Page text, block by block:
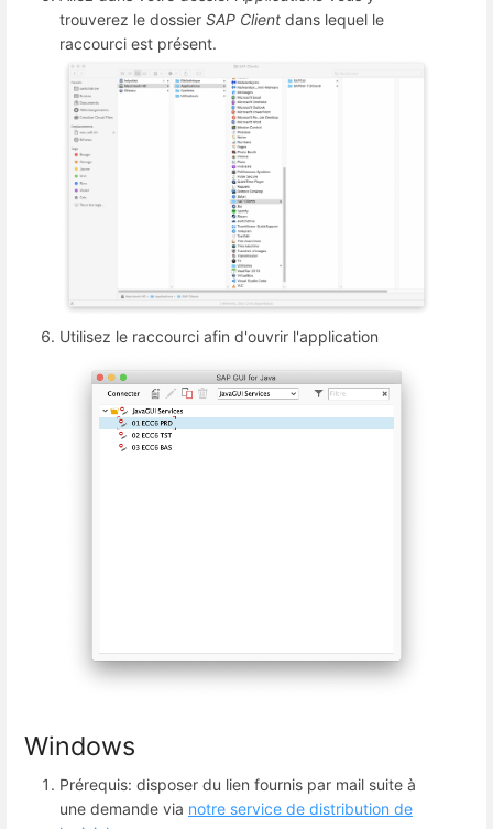
trouverez le dossier SAP Client dans lequel le
raccourci est présent.
Utilisez le raccourci afin d'ouvrir l'application
Windows
Prérequis: disposer du lien fournis par mail suite à
une demande via notre service de distribution de